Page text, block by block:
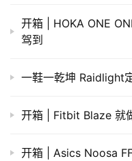
开箱 | HOKA ONE
驾到
一鞋一乾坤 Raidlight
开箱 | Fitbit Blaze 就
开箱 | Asics Noosa